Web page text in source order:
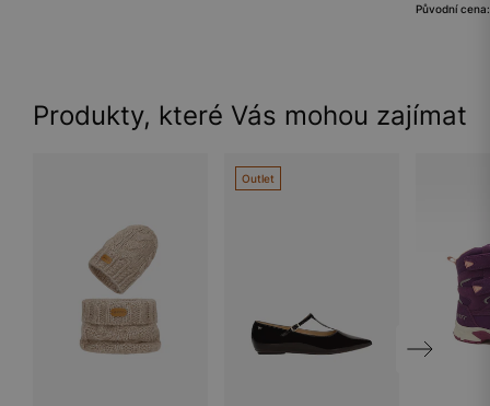
Původní
Produkty, které Vás mohou zajímat
Outlet